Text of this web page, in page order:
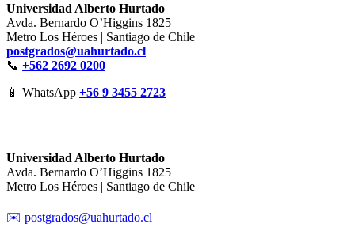
Universidad Alberto Hurtado
Avda. Bernardo O’Higgins 1825
Metro Los Héroes | Santiago de Chile
postgrados@uahurtado.cl
📞 +562 2692 0200
📱 WhatsApp +56 9 3455 2723
Universidad Alberto Hurtado
Avda. Bernardo O’Higgins 1825
Metro Los Héroes | Santiago de Chile
✉️ postgrados@uahurtado.cl